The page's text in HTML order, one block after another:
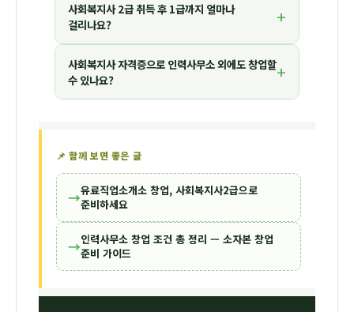
평일 낮 시간에 진행해야 하므로 실습 기간 일정
조율이 필요합니다.
처음 시작하는 경우 대부분개인사업자로
시작합니다. 법인은 납입자본금 5,000만 원 이상
+ 자격 있는 임원 2명 등기가 필요해 초기 부담이
큽니다. 규모를 키울 계획이라면 추후 법인 전환도
가능합니다.
사회복지사 2급 취득 후 1급까지 얼마나
걸리나요?
+
4년제 대학 졸업자라면 2급 취득 즉시 1급 시험에
응시할 수 있습니다. 시험은 연 1회(1월) 시행되며,
보통4~6개월 집중 준비로 도전할 수 있습니다.
사회복지사 자격증으로 인력사무소 외에도 창업할
수 있나요?
+
사회복지법인등 복지시설 설립에도 활용할 수
있어, 인력사무소 이후 사업 확장 경로로 이어지는
경우도 많습니다.
📌 함께 보면 좋은 글
→유료직업소개소 창업, 사회복지사2급으로
준비하세요
→인력사무소 창업 조건 총 정리 — 소자본 창업
준비 가이드